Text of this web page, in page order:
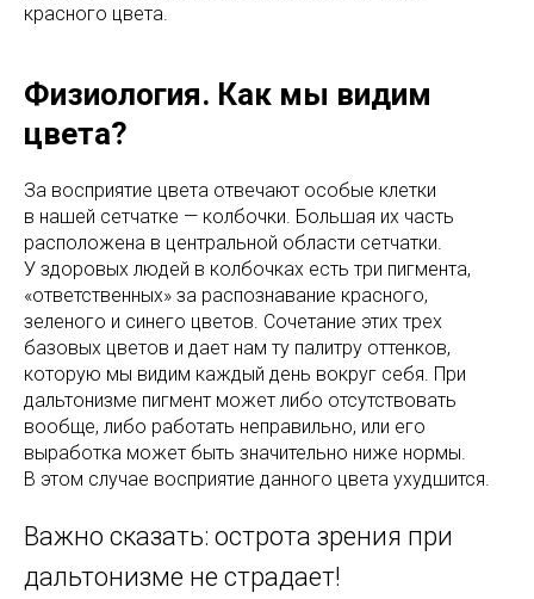
красного цвета.
Физиология. Как мы видим
цвета?
За восприятие цвета отвечают особые клетки
в нашей сетчатке — колбочки. Большая их часть
расположена в центральной области сетчатки.
У здоровых людей в колбочках есть три пигмента,
«ответственных» за распознавание красного,
зеленого и синего цветов. Сочетание этих трех
базовых цветов и дает нам ту палитру оттенков,
которую мы видим каждый день вокруг себя. При
дальтонизме пигмент может либо отсутствовать
вообще, либо работать неправильно, или его
выработка может быть значительно ниже нормы.
В этом случае восприятие данного цвета ухудшится.
Важно сказать: острота зрения при
дальтонизме не страдает!